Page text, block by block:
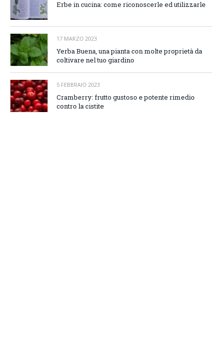
Erbe in cucina: come riconoscerle ed utilizzarle
17 MARZO 2023
Yerba Buena, una pianta con molte proprietà da
coltivare nel tuo giardino
5 FEBBRAIO 2023
Cramberry: frutto gustoso e potente rimedio
contro la cistite